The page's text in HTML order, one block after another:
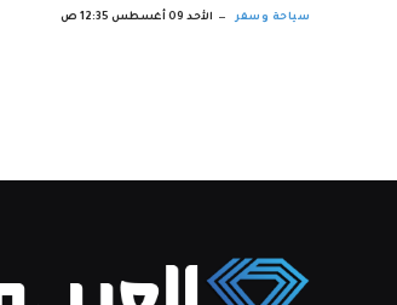
سياحة وسفر الأحد 09 أغسطس 12:35 ص